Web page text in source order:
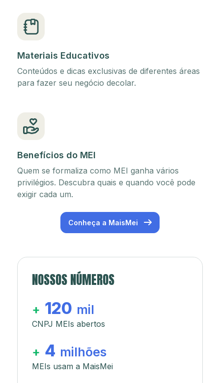
Materiais Educativos
Conteúdos e dicas exclusivas de diferentes áreas
para fazer seu negócio decolar.
Benefícios do MEI
Quem se formaliza como MEI ganha vários
privilégios. Descubra quais e quando você pode
exigir cada um.
Conheça a MaisMei
NOSSOS NÚMEROS
+ 120 mil
CNPJ MEIs abertos
+ 4 milhões
MEIs usam a MaisMei